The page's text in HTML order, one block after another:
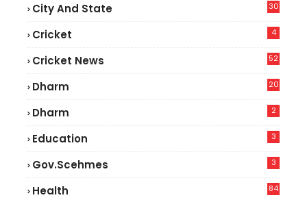
City And State 30
Cricket 4
Cricket News
52
Dharm 20
Dharm 2
Education 3
Gov.scehmes 3
Health
84